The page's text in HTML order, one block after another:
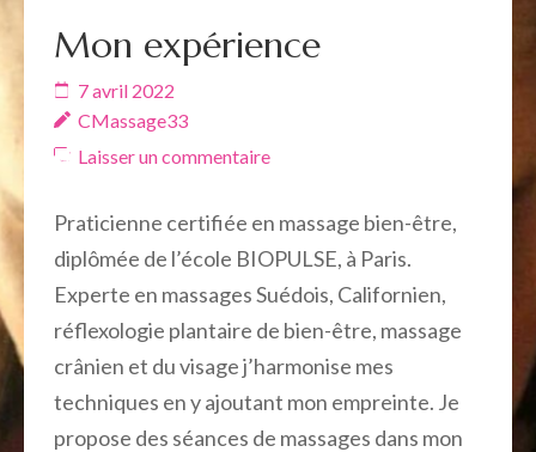
Mon expérience
7 avril 2022
CMassage33
Laisser un commentaire
Praticienne certifiée en massage bien-être,
diplômée de l’école BIOPULSE, à Paris.
Experte en massages Suédois, Californien,
réflexologie plantaire de bien-être, massage
crânien et du visage j’harmonise mes
techniques en y ajoutant mon empreinte. Je
propose des séances de massages dans mon